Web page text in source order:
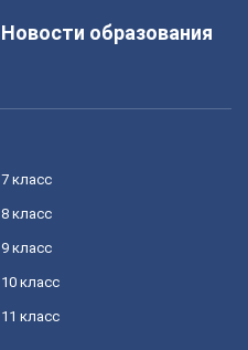
Новости образования
7 класс
8 класс
9 класс
10 класс
11 класс